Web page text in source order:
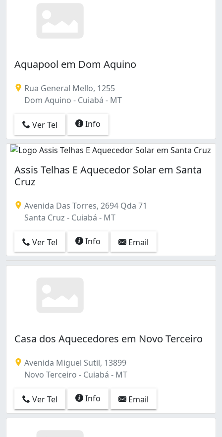
Aquapool em Dom Aquino
Rua General Mello, 1255
Dom Aquino - Cuiabá - MT
Ver Tel Info
Assis Telhas E Aquecedor Solar em Santa
Cruz
Avenida Das Torres, 2694 Qda 71
Santa Cruz - Cuiabá - MT
Ver Tel Info Email
Casa dos Aquecedores em Novo Terceiro
Avenida Miguel Sutil, 13899
Novo Terceiro - Cuiabá - MT
Ver Tel Info Email